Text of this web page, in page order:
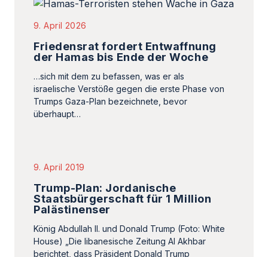
9. April 2026
Friedensrat fordert Entwaffnung
der Hamas bis Ende der Woche
…sich mit dem zu befassen, was er als
israelische Verstöße gegen die erste Phase von
Trumps Gaza-Plan bezeichnete, bevor
überhaupt…
9. April 2019
Trump-Plan: Jordanische
Staatsbürgerschaft für 1 Million
Palästinenser
König Abdullah II. und Donald Trump (Foto: White
House) „Die libanesische Zeitung Al Akhbar
berichtet, dass Präsident Donald Trump